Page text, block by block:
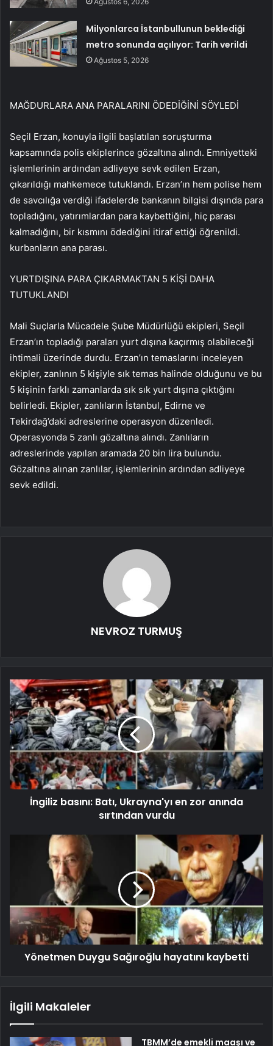
Milyonlarca İstanbullunun beklediği
metro sonunda açılıyor: Tarih verildi
Ağustos 5, 2026
MAĞDURLARA ANA PARALARINI ÖDEDİĞİNİ SÖYLEDİ
Seçil Erzan, konuyla ilgili başlatılan soruşturma
kapsamında polis ekiplerince gözaltına alındı. Emniyetteki
işlemlerinin ardından adliyeye sevk edilen Erzan,
çıkarıldığı mahkemece tutuklandı. Erzan’ın hem polise hem
de savcılığa verdiği ifadelerde bankanın bilgisi dışında para
topladığını, yatırımlardan para kaybettiğini, hiç parası
kalmadığını, bir kısmını ödediğini itiraf ettiği öğrenildi.
kurbanların ana parası.
YURTDIŞINA PARA ÇIKARMAKTAN 5 KİŞİ DAHA
TUTUKLANDI
Mali Suçlarla Mücadele Şube Müdürlüğü ekipleri, Seçil
Erzan’ın topladığı paraları yurt dışına kaçırmış olabileceği
ihtimali üzerinde durdu. Erzan’ın temaslarını inceleyen
ekipler, zanlının 5 kişiyle sık temas halinde olduğunu ve bu
5 kişinin farklı zamanlarda sık sık yurt dışına çıktığını
belirledi. Ekipler, zanlıların İstanbul, Edirne ve
Tekirdağ’daki adreslerine operasyon düzenledi.
Operasyonda 5 zanlı gözaltına alındı. Zanlıların
adreslerinde yapılan aramada 20 bin lira bulundu.
Gözaltına alınan zanlılar, işlemlerinin ardından adliyeye
sevk edildi.
NEVROZ TURMUŞ
İngiliz basını: Batı, Ukrayna'yı en zor anında
sırtından vurdu
Yönetmen Duygu Sağıroğlu hayatını kaybetti
İlgili Makaleler
TBMM’de emekli maaşı ve